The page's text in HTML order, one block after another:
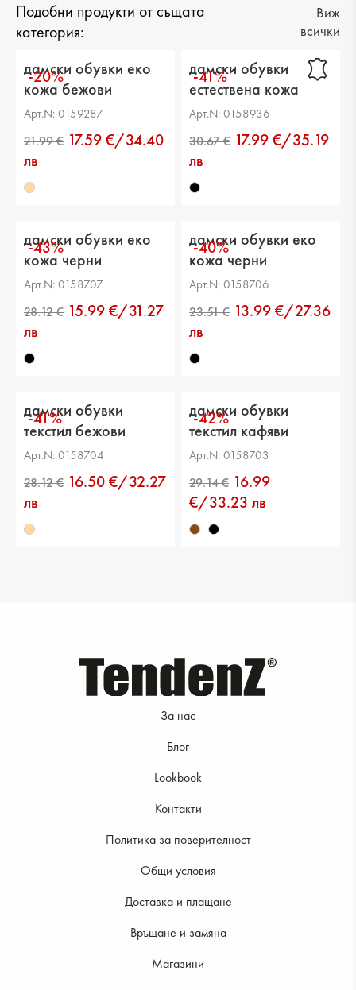
Подобни продукти от същата
категория:
Виж
всички
-20%
дамски обувки еко
кожа бежови
Арт.N: 0159287
21.99 €
17.59 €/34.40
лв
-41%
дамски обувки
естествена кожа
черни
Арт.N: 0158936
30.67 €
17.99 €/35.19
лв
-43%
дамски обувки еко
кожа черни
Арт.N: 0158707
15.99 €/31.27
лв
-40%
дамски обувки еко
кожа черни
Арт.N: 0158706
23.51 €
13.99 €/27.36
лв
-41%
дамски обувки
текстил бежови
Арт.N: 0158704
16.50 €/32.27
лв
-42%
дамски обувки
текстил кафяви
Арт.N: 0158703
16.99
€/33.23 лв
За нас
Блог
Lookbook
Контакти
Политика за поверителност
Общи условия
Доставка и плащане
Връщане и замяна
Магазини